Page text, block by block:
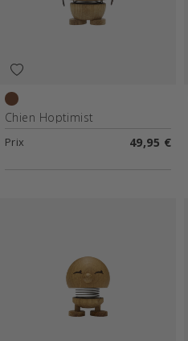
Chêne
Chien Hoptimist
Prix 49,95 €